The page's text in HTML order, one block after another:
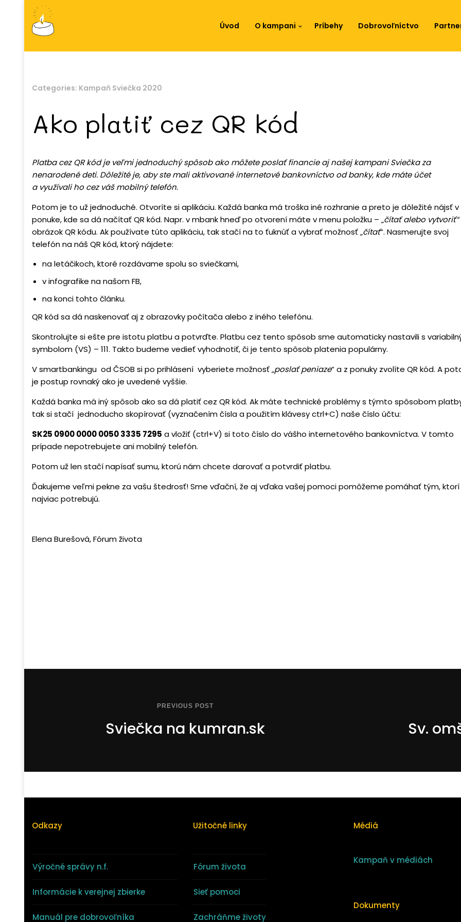
Úvod O kampani Príbehy Dobrovoľníctvo
Categories: Kampaň Sviečka 2020
Ako platiť cez QR kód
Platba cez QR kód je veľmi jednoduchý spôsob ako môžete poslať financie aj našej kampani Sviečka za
nenarodené deti. Dôležité je, aby ste mali aktivované internetové bankovníctvo od banky, kde máte účet
a využívali ho cez váš mobilný telefón.
Potom je to už jednoduché. Otvoríte si aplikáciu. Každá banka má troška iné rozhranie a preto je dôležité nájsť v
ponuke, kde sa dá načítať QR kód. Napr. v mbank hneď po otvorení máte v menu položku – „čítať alebo vytvoriť“
obrázok QR kódu. Ak používate túto aplikáciu, tak stačí na to ťuknúť a vybrať možnosť „čítať“. Nasmerujte svoj
telefón na náš QR kód, ktorý nájdete:
na letáčikoch, ktoré rozdávame spolu so sviečkami,
v infografike na našom FB,
na konci tohto článku.
QR kód sa dá naskenovať aj z obrazovky počítača alebo z iného telefónu.
Skontrolujte si ešte pre istotu platbu a potvrďte. Platbu cez tento spôsob sme automaticky nastavili s
symbolom (VS) – 111. Takto budeme vedieť vyhodnotiť, či je tento spôsob platenia populárny.
V smartbankingu od ČSOB si po prihlásení vyberiete možnosť „poslať peniaze“ a z ponuky zvolíte QR kód. A
je postup rovnaký ako je uvedené vyššie.
Každá banka má iný spôsob ako sa dá platiť cez QR kód. Ak máte technické problémy s týmto spôsobom
tak si stačí jednoducho skopírovať (vyznačením čísla a použitím klávesy ctrl+C) naše číslo účtu:
SK25 0900 0000 0050 3335 7295 a vložiť (ctrl+V) si toto číslo do vášho internetového bankovníctva. V tomto
prípade nepotrebujete ani mobilný telefón.
Potom už len stačí napísať sumu, ktorú nám chcete darovať a potvrdiť platbu.
Ďakujeme veľmi pekne za vašu štedrosť! Sme vďační, že aj vďaka vašej pomoci pomôžeme pomáhať tým,
najviac potrebujú.
Elena Burešová, Fórum života
PREVIOUS POST
Sviečka na kumran.sk Sv.
Odkazy
Výročné správy n.f.
Informácie k verejnej zbierke
Manuál pre dobrovoľníka
Užitočné linky
Fórum života
Sieť pomoci
Zachráňme životy
Médiá
Kampaň v médiách
Dokumenty